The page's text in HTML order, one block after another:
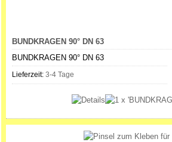
BUNDKRAGEN 90° DN 63
BUNDKRAGEN 90° DN 63
Lieferzeit: 3-4 Tage